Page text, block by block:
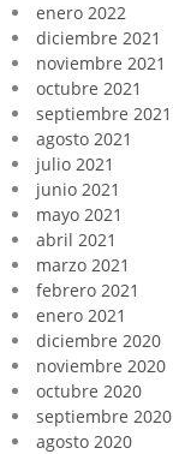
enero 2022
diciembre 2021
noviembre 2021
octubre 2021
septiembre 2021
agosto 2021
julio 2021
junio 2021
mayo 2021
abril 2021
marzo 2021
febrero 2021
enero 2021
diciembre 2020
noviembre 2020
octubre 2020
septiembre 2020
agosto 2020